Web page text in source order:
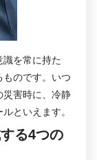
識を常に持た
のです。いつ
災害時に、冷静
といえます。
る4つの